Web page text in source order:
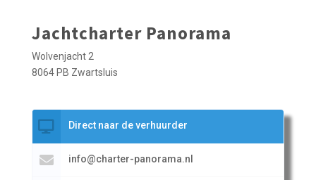
Jachtcharter Panorama
Wolvenjacht 2
8064 PB Zwartsluis
Direct naar de verhuurder
info@charter-panorama.nl